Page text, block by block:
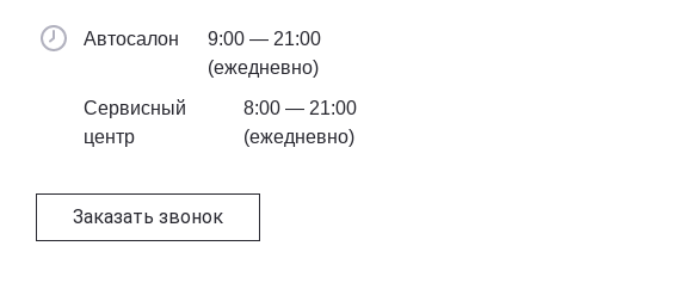
Автосалон
9:00 — 21:00
(ежедневно)
Сервисный
центр
8:00 — 21:00
(ежедневно)
Заказать звонок